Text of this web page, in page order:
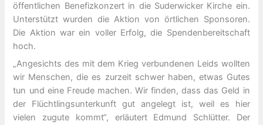
öffentlichen Benefizkonzert in die Suderwicker Kirche ein.
Unterstützt wurden die Aktion von örtlichen Sponsoren.
Die Aktion war ein voller Erfolg, die Spendenbereitschaft
hoch.
„Angesichts des mit dem Krieg verbundenen Leids wollten
wir Menschen, die es zurzeit schwer haben, etwas Gutes
tun und eine Freude machen. Wir finden, dass das Geld in
der Flüchtlingsunterkunft gut angelegt ist, weil es hier
vielen zugute kommt“, erläutert Edmund Schlütter. Der